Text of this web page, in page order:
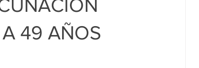
49 AÑOS